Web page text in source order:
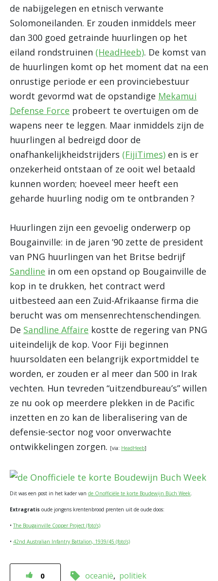
de nabijgelegen en etnisch verwante
Solomoneilanden. Er zouden inmiddels meer
dan 300 goed getrainde huurlingen op het
eiland rondstruinen (HeadHeeb). De komst van
de huurlingen komt op het moment dat na een
onrustige periode er een provinciebestuur
wordt gevormd wat de opstandige Mekamui
Defense Force probeert te overtuigen om de
wapens neer te leggen. Maar inmiddels zijn de
huurlingen al bedreigd door de
onafhankelijkheidstrijders (FijiTimes) en is er
onzekerheid ontstaan of ze ooit wel betaald
kunnen worden; hoeveel meer heeft een
geharde huurling nodig om te ontbranden ?
Huurlingen zijn een gevoelig onderwerp op
Bougainville: in de jaren ’90 zette de president
van PNG huurlingen van het Britse bedrijf
Sandline in om een opstand op Bougainville de
kop in te drukken, het contract werd
uitbesteed aan een Zuid-Afrikaanse firma die
berucht was om mensenrechtenschendingen.
De Sandline Affaire kostte de regering van PNG
uiteindelijk de kop. Voor Fiji beginnen
huursoldaten een belangrijk exportmiddel te
worden, er zouden er al meer dan 500 in Irak
vechten. Hun tevreden “uitzendbureau’s” willen
ze nu ook op meerdere plekken in de Pacific
inzetten en zo kan de liberalisering van de
defensie-sector nog voor onverwachte
ontwikkelingen zorgen. [via: HeadHeeb]
Dit was een post in het kader van de Onofficiële te korte Boudewijn Büch Week.
Extragratis oude jongens krentenbrood prenten uit de oude doos:
• The Bougainville Copper Project (foto’s)
• 42nd Australian Infantry Battalion, 1939/45 (foto’s)
0 oceanië politiek